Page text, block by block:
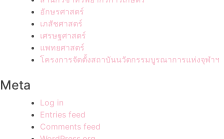
อักษรศาสตร์
เภสัชศาสตร์
เศรษฐศาสตร์
แพทยศาสตร์
โครงการจัดตั้งสถาบันนวัตกรรมบูรณาการแห่งจุฬาฯ
Meta
Log in
Entries feed
Comments feed